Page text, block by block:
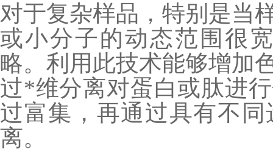
对于复杂样品，特别是当
或小分子的动态范围很
略。利用此技术能够增加
过*维分离对蛋白或肽进
过富集，再通过具有不
离。